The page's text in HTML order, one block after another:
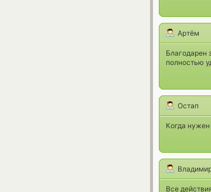
Артём
Благодарен
полностью
Остап
Когда
Все